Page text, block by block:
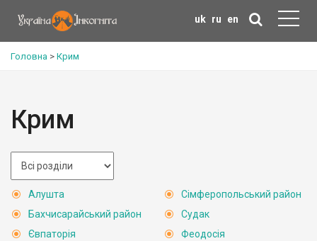
uk ru en
Головна > Крим
Крим
Алушта
Бахчисарайський район
Євпаторія
Сімферопольський район
Судак
Феодосія